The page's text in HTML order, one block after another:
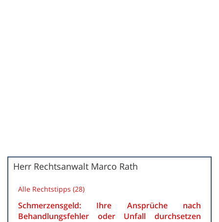
Herr Rechtsanwalt Marco Rath
Alle Rechtstipps (28)
Schmerzensgeld: Ihre Ansprüche nach
Behandlungsfehler oder Unfall durchsetzen